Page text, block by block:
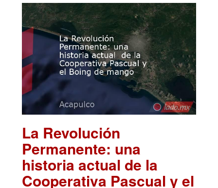
La Revolución
Permanente: una
historia actual de la
Cooperativa Pascual y el